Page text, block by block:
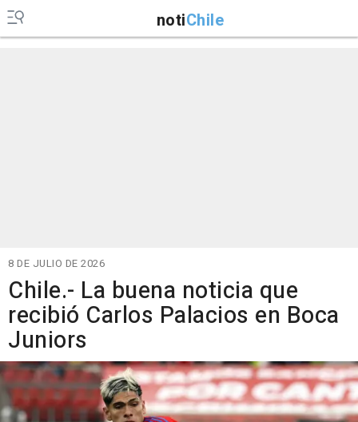
notiChile
8 DE JULIO DE 2026
Chile.- La buena noticia que
recibió Carlos Palacios en Boca
Juniors